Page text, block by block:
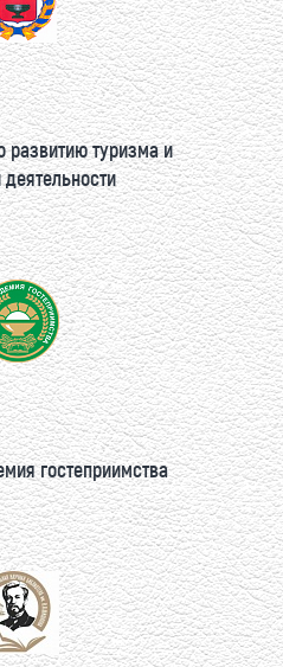
развитию туризма и
деятельности
гостеприимства